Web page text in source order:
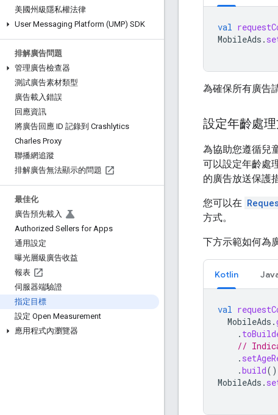
美國州級隱私權法律
User Messaging Platform (UMP) SDK
排解廣告問題
管理廣告檢查器
測試廣告素材類型
廣告載入錯誤
回應資訊
將廣告回應 ID 記錄到 Crashlytics
Charles Proxy
聯播網追蹤
排解廣告無法顯示的問題
最佳化
廣告預先載入
Authorized Sellers for Apps
通用設定
曝光層級廣告收益
報表
伺服器端驗證
指定目標
設定 Open Measurement
應用程式內瀏覽器
val
MobileAds .
為確保所有廣告
設定年齡處
為協助您遵循兒
可以設定年齡處
的廣告放送保護
您可以在
方式。
下方示範如何為
Kotlin
val
MobileAds .
.
//
.
.build()
MobileAds .